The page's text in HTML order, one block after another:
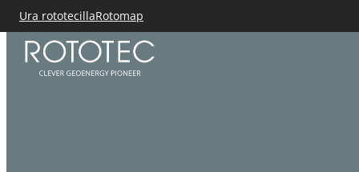
Siirry
sisältöön
Ura rototecillaRotomap